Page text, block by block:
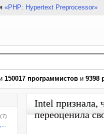
«PHP: Hypertext Preprocessor»
150017 программистов и 9398
(7)
Intel признала,
переоценила